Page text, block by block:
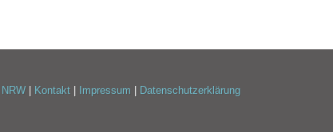
Kontakt Impressum Datenschutzerklärung